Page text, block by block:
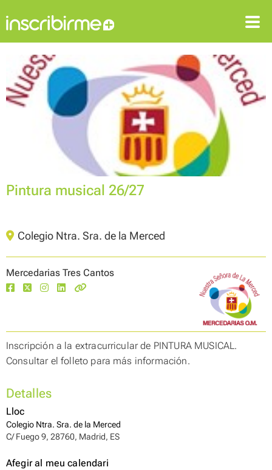
ENTRAR REGISTRAR-SE
Pintura musical 26/27
Colegio Ntra. Sra. de la Merced
Inscripción a la extracurricular de PINTURA MUSICAL.
Consultar el folleto para más información.
Mercedarias Tres Cantos
Detalles
Lloc
Colegio Ntra. Sra. de la Merced
C/ Fuego 9, 28760, Madrid, ES
Afegir al meu calendari